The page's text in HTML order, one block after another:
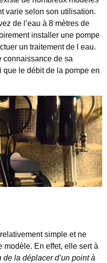
varie selon son utilisation.
de l’eau à 8 mètres de
installer une pompe
un traitement de l eau.
connaissance de sa
le débit de la pompe en
simple et ne
modèle. En effet, elle sert à
de la déplacer d’un point à